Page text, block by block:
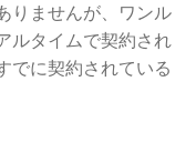
りませんが、ワンル
ルタイムで契約され
でに契約されている